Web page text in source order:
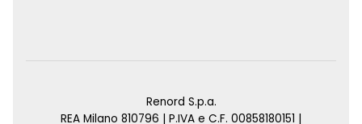
Renord S.p.a.
REA Milano 810796 | P.IVA e C.F. 00858180151 |